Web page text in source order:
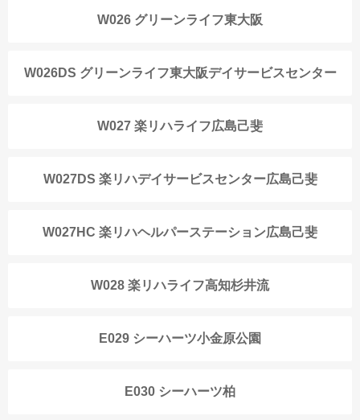
W026 グリーンライフ東大阪
W026DS グリーンライフ東大阪デイサービスセンター
W027 楽リハライフ広島己斐
W027DS 楽リハデイサービスセンター広島己斐
W027HC 楽リハヘルパーステーション広島己斐
W028 楽リハライフ高知杉井流
E029 シーハーツ小金原公園
E030 シーハーツ柏